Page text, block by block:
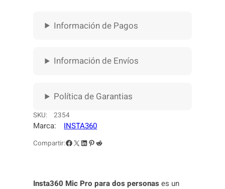
R
I
N
3
Información de Pagos
Información de Envíos
Política de Garantias
SKU: 2354
Marca: INSTA360
Compartir:Facebook X LinkedIn Pinterest Reddit
Insta360 Mic Pro para dos personases un